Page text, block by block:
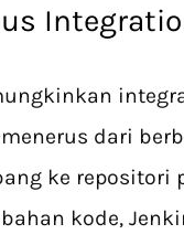
dari
ke repositori
kode,